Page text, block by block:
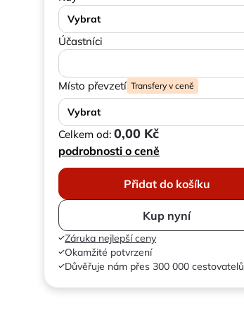
Vybrat
Účastníci
Místo převzetí Transfery v ceně
Vybrat
Celkem od: 0,00 Kč
podrobnosti o ceně
Přidat do košíku
Kup nyní
Záruka nejlepší ceny
Okamžité potvrzení
Důvěřuje nám přes 300 000 cestovatelů